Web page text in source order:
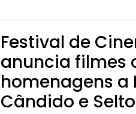
Festival de
anuncia filmes
homenagens a
Cândido e